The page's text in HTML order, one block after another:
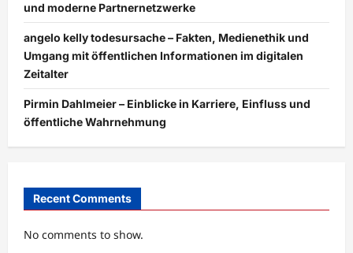
und moderne Partnernetzwerke
angelo kelly todesursache – Fakten, Medienethik und
Umgang mit öffentlichen Informationen im digitalen
Zeitalter
Pirmin Dahlmeier – Einblicke in Karriere, Einfluss und
öffentliche Wahrnehmung
Recent Comments
No comments to show.